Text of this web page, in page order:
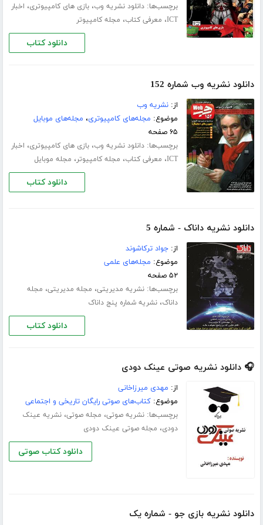
برچسب‌ها:دانلود نشریه وب،بازی های کامپیوتری، اخبار
ICT، معرفی کتاب، مجله کامپیوتر
دانلود کتاب
دانلود نشریه وب شماره 152
از:نشریه وب
موضوع: مجله‌های کامپیوتری، مجله‌های موبایل
۶۵ صفحه
برچسب‌ها:دانلود نشریه وب،بازی های کامپیوتری، اخبار
ICT، معرفی کتاب، مجله کامپیوتر، مجله موبایل
دانلود کتاب
دانلود نشریه داناک - شماره 5
از:جواد ترکاشوند
موضوع: مجله‌های علمی
۵۲ صفحه
برچسب‌ها:نشریه مدیریتی، مجله مدیریتی، مجله
داناک،نشریه شماره پنج داناک
دانلود کتاب
🎧 دانلود نشریه صوتی عینک دودی
از: مهدی میرزاخانی
موضوع:کتاب‌های صوتی رایگان تاریخی و اجتماعی
برچسب‌ها:نشریه صوتی، مجله صوتی،نشریه عینک
دودی، مجله صوتی عینک دودی
دانلود کتاب صوتی
دانلود نشریه بازی جو - شماره یک